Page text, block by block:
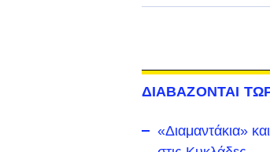
ΔΙΑΒΑΖΟΝΤΑΙ
«Διαμαντάκια»